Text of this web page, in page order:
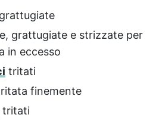
grattugiate e strizzate per
in eccesso
tritati
finemente
tritati